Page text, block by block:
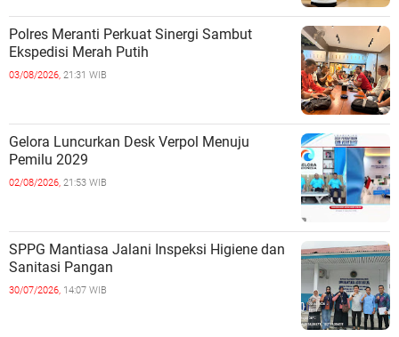
Polres Meranti Perkuat Sinergi Sambut
Ekspedisi Merah Putih
03/08/2026, 21:31 WIB
Gelora Luncurkan Desk Verpol Menuju
Pemilu 2029
02/08/2026, 21:53 WIB
SPPG Mantiasa Jalani Inspeksi Higiene dan
Sanitasi Pangan
30/07/2026, 14:07 WIB